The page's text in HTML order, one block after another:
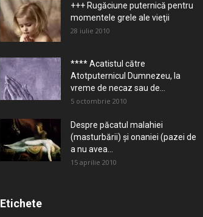
+++ Rugăciune puternică pentru
momentele grele ale vieţii
28 iulie 2010
**** Acatistul către
Atotputernicul Dumnezeu, la
vreme de necaz sau de...
5 octombrie 2010
Despre păcatul malahiei
(masturbării) şi onaniei (pazei de
a nu avea...
15 aprilie 2010
Etichete